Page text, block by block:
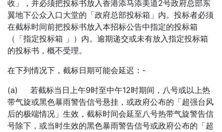
收」，并必须把投标书放入香港添马添美道2号政府总部东
翼地下公众入口大堂的「政府总部投标箱」内。投标者必须
在截标时间前把投标书放入本招标公告中指定的投标箱
（「指定投标箱 」）内。逾期递交或未有放入指定投标箱
的投标书，概不受理。
在下列情况下，截标日期可能会延迟：-
(a) 若截标当日上午9时至中午12时期间，八号或以上热
带气旋或黑色暴雨警告信号悬挂，或政府公布的「超强台风
后的极端情况」生效，截标时间会延至八号热带气旋警告信
号除下，或当时生效的黑色暴雨警告信号或政府公布的「超